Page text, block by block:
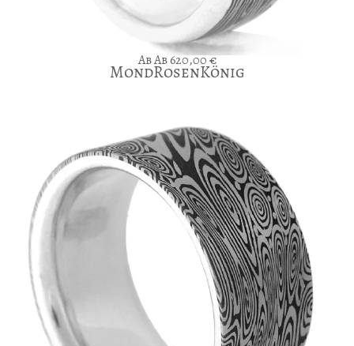
Ab620,00€
MondRosenKönig